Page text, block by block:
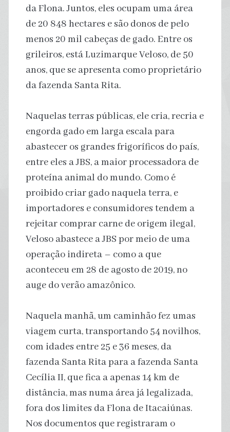
da Flona. Juntos, eles ocupam uma área
de 20 848 hectares e são donos de pelo
menos 20 mil cabeças de gado. Entre os
grileiros, está Luzimarque Veloso, de 50
anos, que se apresenta como proprietário
da fazenda Santa Rita.
Naquelas terras públicas, ele cria, recria e
engorda gado em larga escala para
abastecer os grandes frigoríficos do país,
entre eles a JBS, a maior processadora de
proteína animal do mundo. Como é
proibido criar gado naquela terra, e
importadores e consumidores tendem a
rejeitar comprar carne de origem ilegal,
Veloso abastece a JBS por meio de uma
operação indireta – como a que
aconteceu em 28 de agosto de 2019, no
auge do verão amazônico.
Naquela manhã, um caminhão fez umas
viagem curta, transportando 54 novilhos,
com idades entre 25 e 36 meses, da
fazenda Santa Rita para a fazenda Santa
Cecília II, que fica a apenas 14 km de
distância, mas numa área já legalizada,
fora dos limites da Flona de Itacaiúnas.
Nos documentos que registraram o